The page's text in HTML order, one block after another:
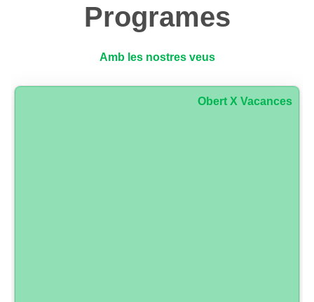
Programes
Amb les nostres veus
Obert X Vacances